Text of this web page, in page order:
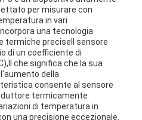
per misurare con
in vari
una tecnologia
termiche preciseIl sensore
di un coefficiente di
che significa che la sua
della
consente al sensore
termicamente
di temperatura in
una precisione eccezionale.